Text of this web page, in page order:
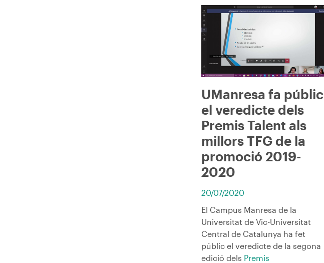
Imagen
UManresa fa públic
el veredicte dels
Premis Talent als
millors TFG de la
promoció 2019-
2020
20/07/2020
El Campus Manresa de la
Universitat de Vic-Universitat
Central de Catalunya ha fet
públic el veredicte de la segona
edició dels Premis